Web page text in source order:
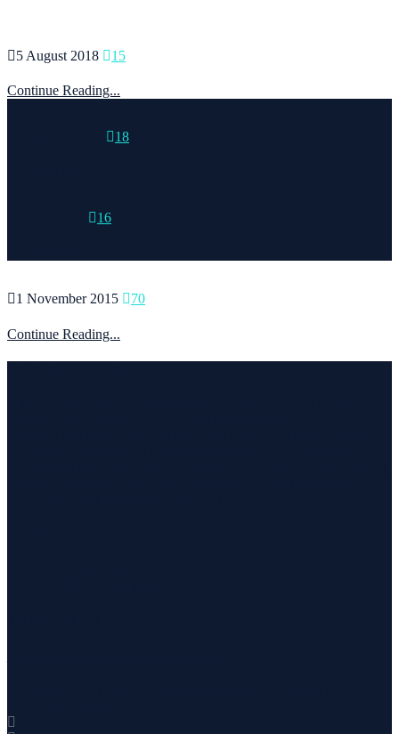
5 August 2018 15
Continue Reading...
18
16
1 November 2015 70
Continue Reading...